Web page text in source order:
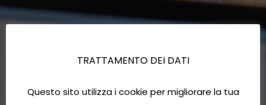
TRATTAMENTO DEI DATI
Questo sito utilizza i cookie per migliorare la tua